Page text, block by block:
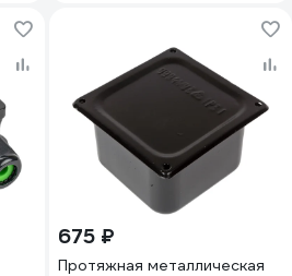
675 ₽
Протяжная металлическая